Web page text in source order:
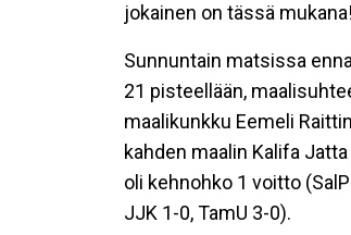
jokainen on tässä
Sunnuntain matsissa
21 pisteellään,
maalikunkku Eemeli
kahden maalin Kalifa
oli kehnohko 1 voitto
JJK 1-0, TamU 3-0).